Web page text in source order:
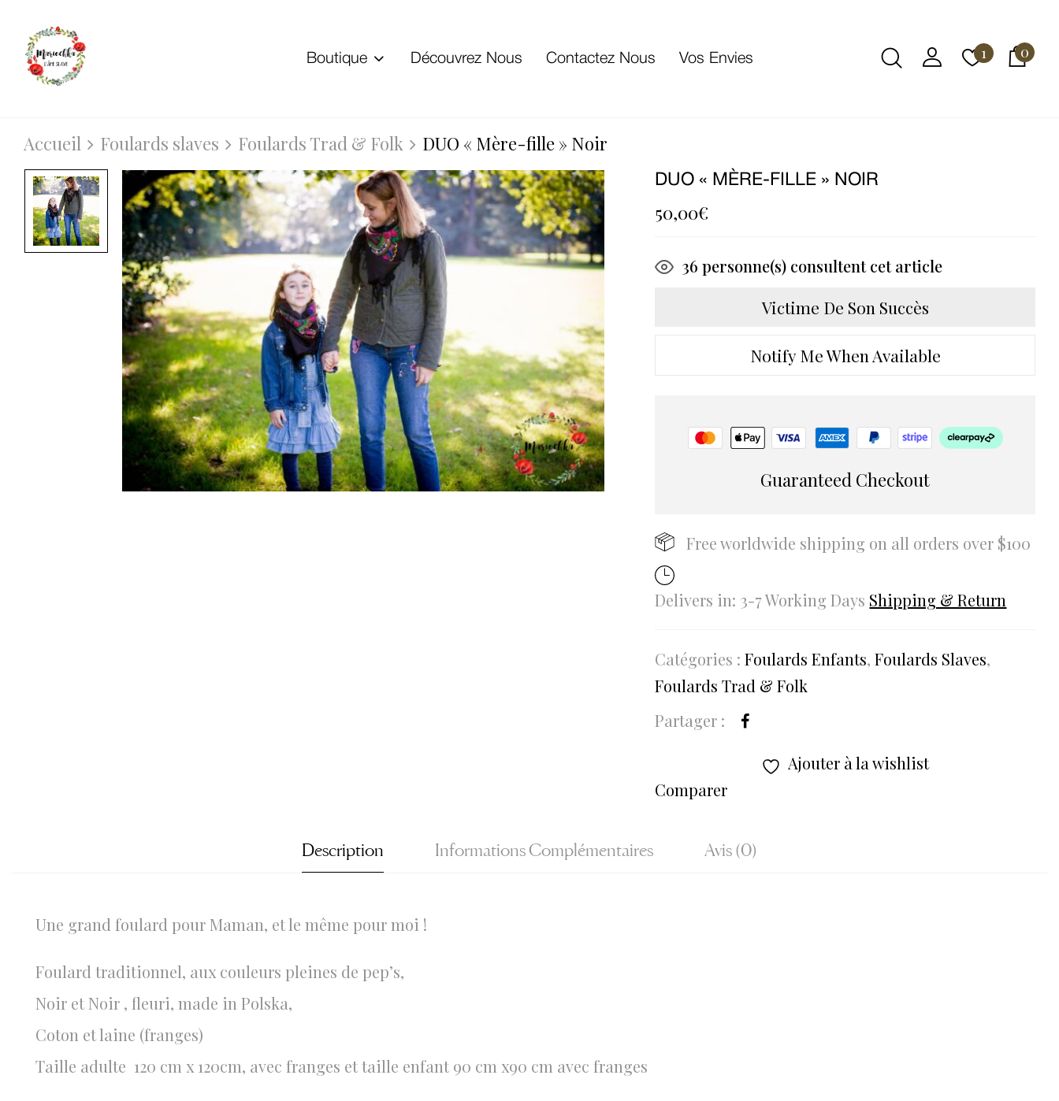
Boutique Découvrez Nous Contactez Nous Vos Envies 1 0
Accueil Foulards slaves Foulards Trad & Folk DUO « Mère-fille » Noir
DUO « MÈRE-FILLE » NOIR
50,00€
36 personne(s) consultent cet article
Victime De Son Succès
Notify Me When Available
Guaranteed Checkout
Free worldwide shipping on all orders over $100
Delivers in: 3-7 Working Days Shipping & Return
Catégories :Foulards Enfants,Foulards Slaves,
Foulards Trad & Folk
Partager :
Ajouter à la wishlist
Comparer
Description Informations Complémentaires Avis (0)
Une grand foulard pour Maman, et le même pour moi !
Foulard traditionnel, aux couleurs pleines de pep’s,
Noir et Noir , fleuri, made in Polska,
Coton et laine (franges)
Taille adulte 120 cm x 120cm, avec franges et taille enfant 90 cm x90 cm avec franges